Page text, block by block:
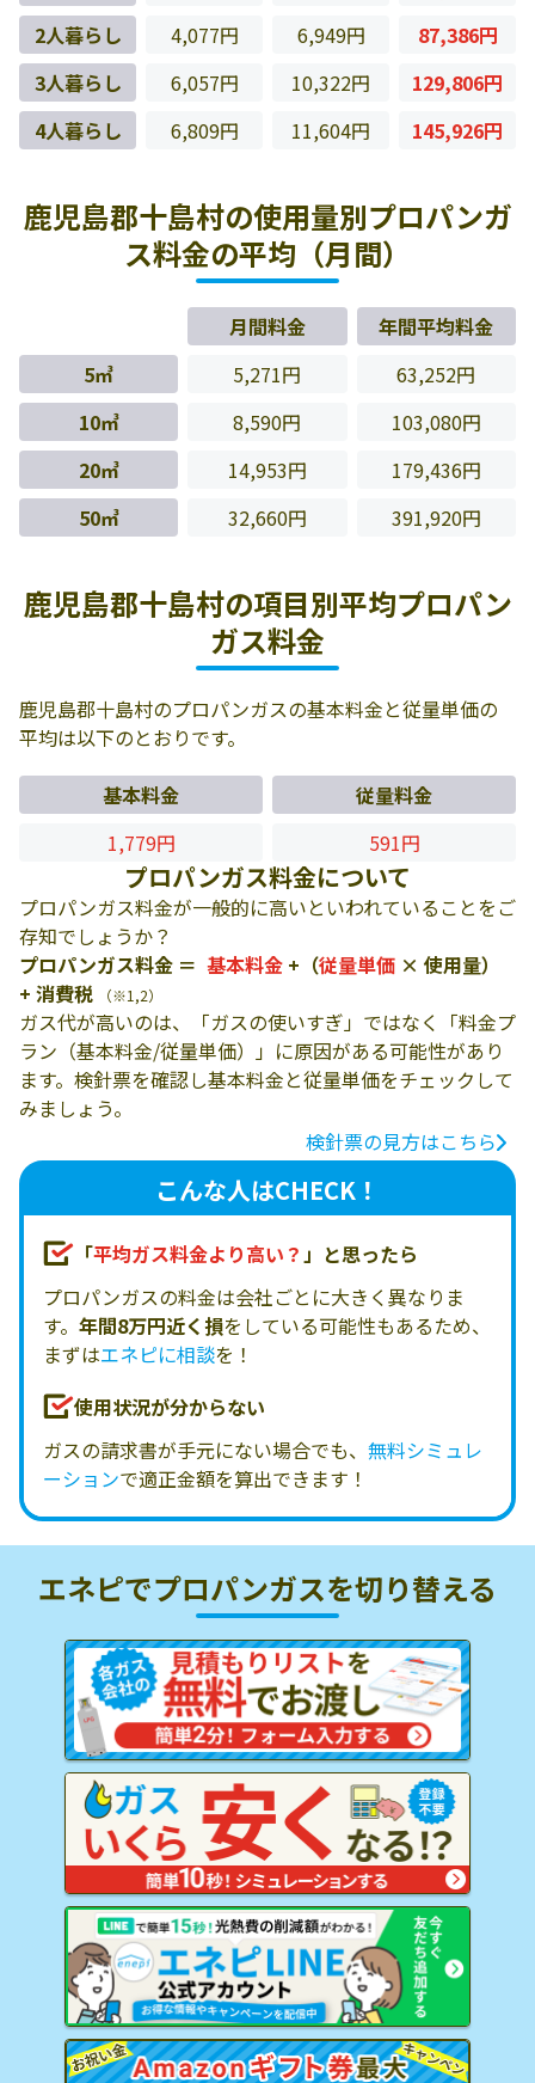
2人暮らし
4,077円 6,949円
87,386円
3人暮らし
6,057円 10,322円
129,806円
4人暮らし
6,809円 11,604円 145,926円
鹿児島郡十島村の使用量別プロパンガ
ス料金の平均（月間）
月間料金
年間平均料金
5㎥
5,271円
63,252円
10㎥
8,590円
103,080円
20㎥
14,953円
179,436円
50㎥
32,660円 391,920円
鹿児島郡十島村の項目別平均プロパン
ガス料金
鹿児島郡十島村のプロパンガスの基本料金と従量単価の
平均は以下のとおりです。
基本料金
従量料金
1,779円
591円
プロパンガス料金について
プロパンガス料金が一般的に高いといわれていることをご
存知でしょうか？
プロパンガス料金 ＝ 基本料金 +（従量単価 × 使用量）
+ 消費税
（※1,2）
ガス代が高いのは、「ガスの使いすぎ」ではなく「料金プ
ラン（基本料金/従量単価）」に原因がある可能性があり
ます。検針票を確認し基本料金と従量単価をチェックして
みましょう。
検針票の見方はこちら
こんな人はCHECK！
「平均ガス料金より高い？」と思ったら
プロパンガスの料金は会社ごとに大きく異なりま
す。 年間8万円近く損をしている可能性もあるため、
まずはエネピに相談を！
使用状況が分からない
ガスの請求書が手元にない場合でも、 無料シミュレ
ーションで適正金額を算出できます！
エネピでプロパンガスを切り替える